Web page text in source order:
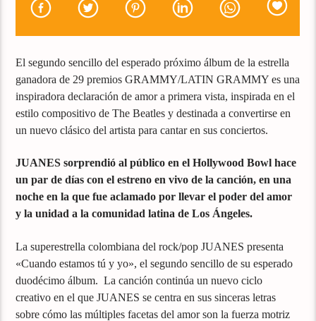
El segundo sencillo del esperado próximo álbum de la estrella
ganadora de 29 premios GRAMMY/LATIN GRAMMY es una
inspiradora declaración de amor a primera vista, inspirada en el
estilo compositivo de The Beatles y destinada a convertirse en
un nuevo clásico del artista para cantar en sus conciertos.
JUANES sorprendió al público en el Hollywood Bowl hace
un par de días con el estreno en vivo de la canción, en una
noche en la que fue aclamado por llevar el poder del amor
y la unidad a la comunidad latina de Los Ángeles.
La superestrella colombiana del rock/pop JUANES presenta
«Cuando estamos tú y yo», el segundo sencillo de su esperado
duodécimo álbum. La canción continúa un nuevo ciclo
creativo en el que JUANES se centra en sus sinceras letras
sobre cómo las múltiples facetas del amor son la fuerza motriz